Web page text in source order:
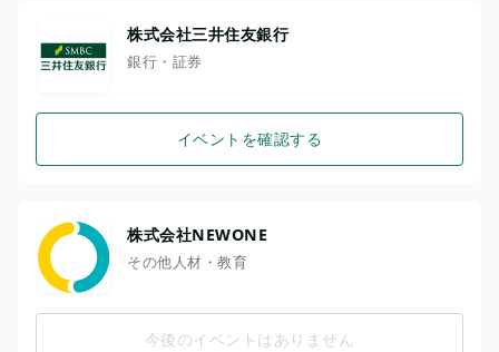
株式会社三井住友銀行
銀行・証券
イベントを確認する
株式会社NEWONE
その他人材・教育
今後のイベントはありません